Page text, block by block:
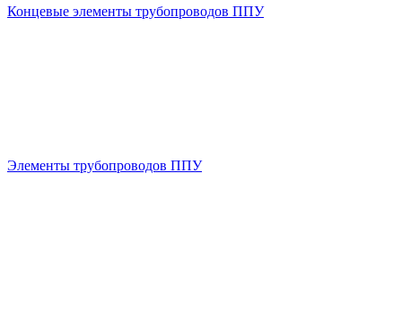
Концевые элементы трубопроводов ППУ
Элементы трубопроводов ППУ